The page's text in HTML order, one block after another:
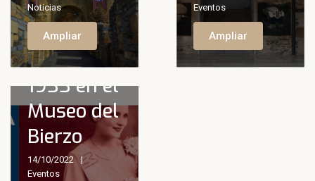
Noticias
Ampliar
Eventos
Ampliar
interpretación
de Miss
Ponferrada
1933 en el
Museo del
Bierzo
14/10/2022
Eventos